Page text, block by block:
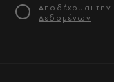
Αποδέχομαι την
Δεδομένων